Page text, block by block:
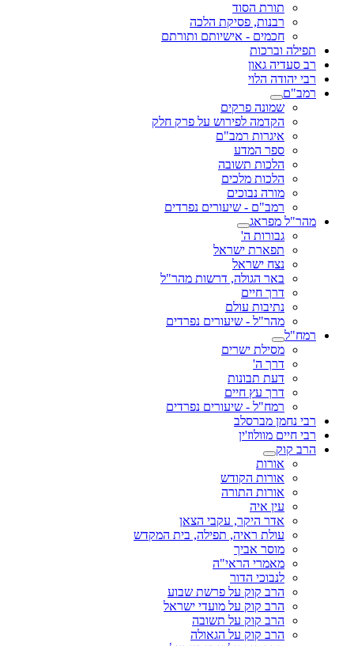
תורת הסוד
רבנות, פסיקת הלכה
חכמים - אישיותם ותורתם
תפילה וברכות
רב סעדיה גאון
רבי יהודה הלוי
רמב"ם
שמונה פרקים
הקדמה לפירוש על פרק חלק
איגרות רמב"ם
ספר המדע
הלכות תשובה
הלכות מלכים
מורה נבוכים
רמב"ם - שיעורים נפרדים
מהר"ל מפראג
גבורות ה'
תפארת ישראל
נצח ישראל
באר הגולה, דרשות מהר"ל
דרך חיים
נתיבות עולם
מהר"ל - שיעורים נפרדים
רמח"ל
מסילת ישרים
דרך ה'
דעת תבונות
דרך עץ חיים
רמח"ל - שיעורים נפרדים
רבי נחמן מברסלב
רבי חיים מוולוז'ין
הרב קוק
אורות
אורות הקודש
אורות התורה
עין איה
אדר היקר, עקבי הצאן
עולת ראיה, תפילה, בית המקדש
מוסר אביך
מאמרי הראי"ה
לנבוכי הדור
הרב קוק על פרשת שבוע
הרב קוק על מועדי ישראל
הרב קוק על תשובה
הרב קוק על הגאולה